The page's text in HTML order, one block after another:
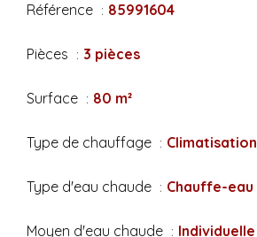
Référence 85991604
Pièces 3 pièces
Surface 80 m²
Type de chauffage Climatisation
Type d'eau chaude Chauffe-eau
Moyen d'eau chaude Individuelle